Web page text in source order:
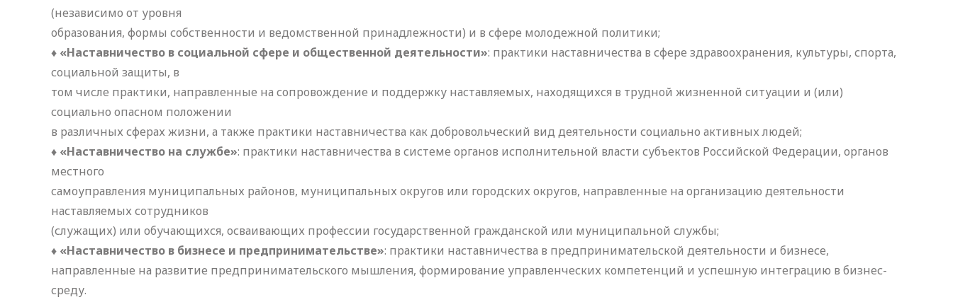
(независимо от уровня
образования, формы собственности и ведомственной принадлежности) и в сфере молодежной политики;
♦ «Наставничество в социальной сфере и общественной деятельности»: практики наставничества в сфере здравоохранения, культуры, спорта,
социальной защиты, в
том числе практики, направленные на сопровождение и поддержку наставляемых, находящихся в трудной жизненной ситуации и (или)
социально опасном положении
в различных сферах жизни, а также практики наставничества как добровольческий вид деятельности социально активных людей;
♦ «Наставничество на службе»: практики наставничества в системе органов исполнительной власти субъектов Российской Федерации, органов
местного
самоуправления муниципальных районов, муниципальных округов или городских округов, направленные на организацию деятельности
наставляемых сотрудников
(служащих) или обучающихся, осваивающих профессии государственной гражданской или муниципальной службы;
♦ «Наставничество в бизнесе и предпринимательстве»: практики наставничества в предпринимательской деятельности и бизнесе,
направленные на развитие предпринимательского мышления, формирование управленческих компетенций и успешную интеграцию в бизнес-
среду.